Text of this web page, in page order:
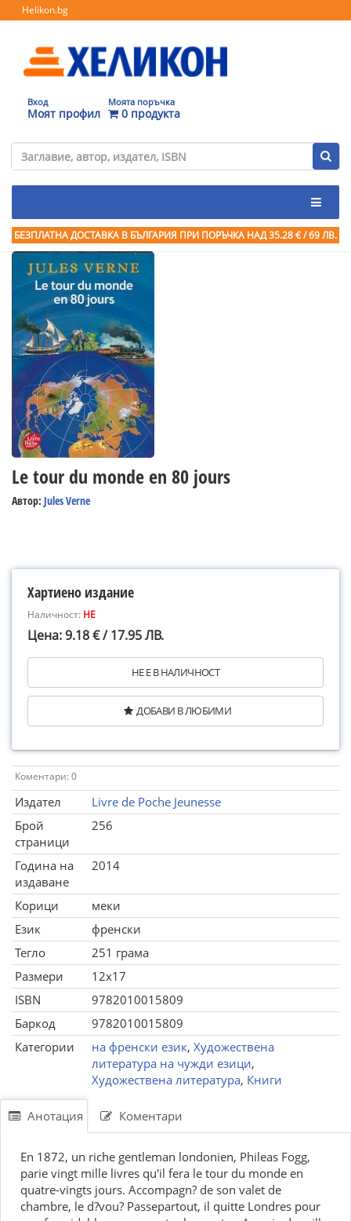
Helikon.bg
Вход
Моят профил
Моята поръчка
0 продукта
БЕЗПЛАТНА ДОСТАВКА В БЪЛГАРИЯ ПРИ ПОРЪЧКА НАД 35.28 € / 69 ЛВ.
Le tour du monde en 80 jours
Автор: Jules Verne
Хартиено издание
Наличност: НЕ
Цена: 9.18 € / 17.95 ЛВ.
НЕ Е В НАЛИЧНОСТ
ДОБАВИ В ЛЮБИМИ
Коментари: 0
Издател
Livre de Poche Jeunesse
Брой
страници
256
Година на
издаване
2014
Корици
меки
Език
френски
Тегло
251 грама
Размери
12x17
ISBN
9782010015809
Баркод
9782010015809
Категории
на френски език, Художествена
литература на чужди езици,
Художествена литература, Книги
Анотация Коментари
En 1872, un riche gentleman londonien, Phileas Fogg,
parie vingt mille livres qu'il fera le tour du monde en
quatre-vingts jours. Accompagn? de son valet de
chambre, le d?vou? Passepartout, il quitte Londres pour